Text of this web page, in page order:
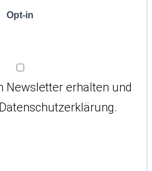
Opt-in
Newsletter erhalten und